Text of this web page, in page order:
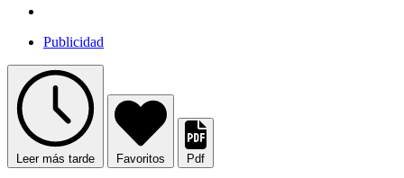
Publicidad
Leer más tarde Favoritos Pdf